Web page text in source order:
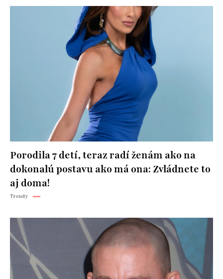
Porodila 7 detí, teraz radí ženám ako na
dokonalú postavu ako má ona: Zvládnete to
aj doma!
Trendy